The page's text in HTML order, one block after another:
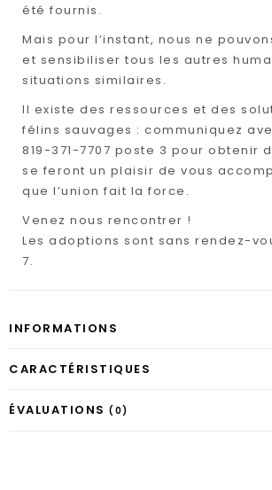
été fournis.
Mais pour l’instant, nous ne
et sensibiliser tous les autres
situations similaires.
Il existe des ressources et des
félins sauvages : communiquez
819-371-7707 poste 3 pour obtenir
se feront un plaisir de vous
que l’union fait la force.
Venez nous rencontrer !
Les adoptions sont sans rendez-
7.
INFORMATIONS
CARACTÉRISTIQUES
ÉVALUATIONS (0)